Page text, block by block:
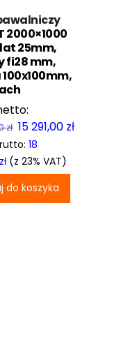
2000×1000
25mm,
fi28 mm,
zł Pierwotna
cena
wynosiła:
16
990,00 zł.
15 291,00 zł
18
zł(z 23% VAT)
do koszyka